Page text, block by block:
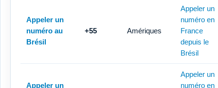
Appeler un
numéro au
Brésil
+55 Amériques
Appeler un
numéro en
France
depuis le
Brésil
Appeler un
Appeler un
numéro en